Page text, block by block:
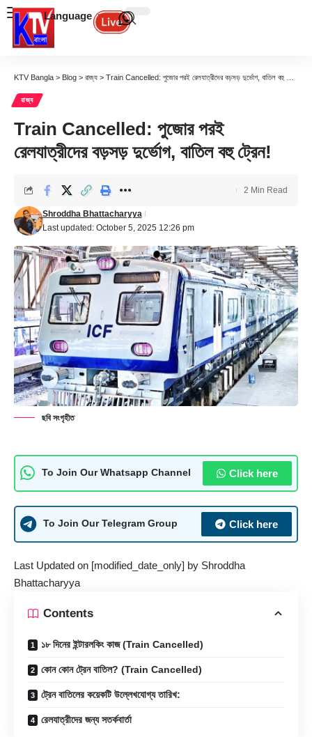
Language
KTV Bangla > Blog > রাজ্য > Train Cancelled: পুজোর পরই রেলযাত্রীদের বড়সড় দুর্ভোগ, বাতিল বহু ট্রেন!
রাজ্য
Train Cancelled: পুজোর পরই
রেলযাত্রীদের বড়সড় দুর্ভোগ, বাতিল বহু ট্রেন!
Last updated: October 5, 2025 12:26 pm
Shroddha Bhattacharyya
2 Min Read
ছবি সংগৃহীত
To Join Our Whatsapp Channel Click here
To Join Our Telegram Group Click here
Last Updated on [modified_date_only] by Shroddha
Bhattacharyya
Contents
১৮ দিনের ইন্টারলকিং কাজ (Train Cancelled)
কোন কোন ট্রেন বাতিল? (Train Cancelled)
ট্রেন বাতিলের কয়েকটি উল্লেখযোগ্য তারিখ:
রেলযাত্রীদের জন্য সতর্কবার্তা